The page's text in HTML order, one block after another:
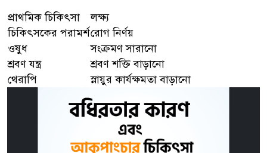
প্রাথমিক চিকিৎসা
লক্ষ্য
চিকিৎসকের পরামর্শরোগ নির্ণয়
ওষুধ
সংক্রমণ সারানো
শ্রবণ যন্ত্র
শ্রবণ শক্তি বাড়ানো
থেরাপি
স্নায়ুর কার্যক্ষমতা বাড়ানো